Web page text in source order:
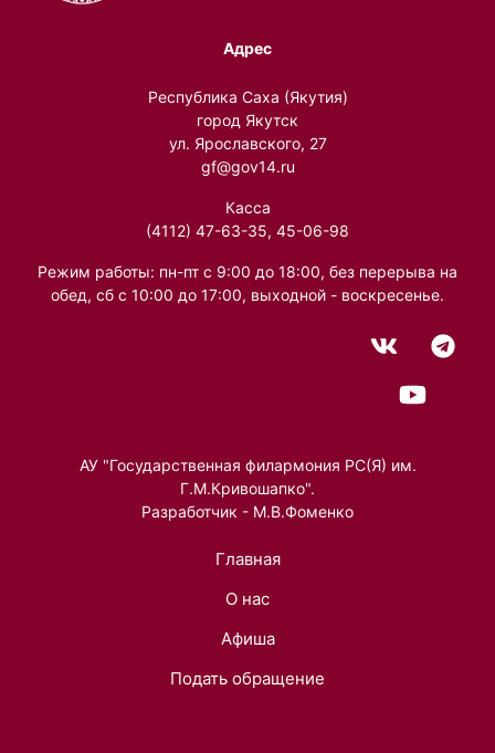
Адрес
Республика Саха (Якутия)
город Якутск
ул. Ярославского, 27
gf@gov14.ru
Касса
(4112) 47-63-35, 45-06-98
Режим работы: пн-пт с 9:00 до 18:00, без перерыва на
обед, сб с 10:00 до 17:00, выходной - воскресенье.
АУ "Государственная филармония РС(Я) им.
Г.М.Кривошапко".
Разработчик - М.В.Фоменко
Главная
О нас
Афиша
Подать обращение